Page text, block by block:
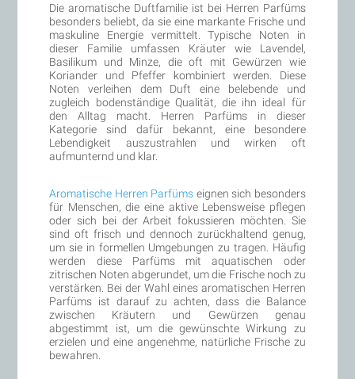
Die aromatische Duftfamilie ist bei Herren Parfüms
besonders beliebt, da sie eine markante Frische und
maskuline Energie vermittelt. Typische Noten in
dieser Familie umfassen Kräuter wie Lavendel,
Basilikum und Minze, die oft mit Gewürzen wie
Koriander und Pfeffer kombiniert werden. Diese
Noten verleihen dem Duft eine belebende und
zugleich bodenständige Qualität, die ihn ideal für
den Alltag macht. Herren Parfüms in dieser
Kategorie sind dafür bekannt, eine besondere
Lebendigkeit auszustrahlen und wirken oft
aufmunternd und klar.
Aromatische Herren Parfüms eignen sich besonders
für Menschen, die eine aktive Lebensweise pflegen
oder sich bei der Arbeit fokussieren möchten. Sie
sind oft frisch und dennoch zurückhaltend genug,
um sie in formellen Umgebungen zu tragen. Häufig
werden diese Parfüms mit aquatischen oder
zitrischen Noten abgerundet, um die Frische noch zu
verstärken. Bei der Wahl eines aromatischen Herren
Parfüms ist darauf zu achten, dass die Balance
zwischen Kräutern und Gewürzen genau
abgestimmt ist, um die gewünschte Wirkung zu
erzielen und eine angenehme, natürliche Frische zu
bewahren.